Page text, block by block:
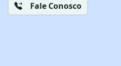
Fale Conosco